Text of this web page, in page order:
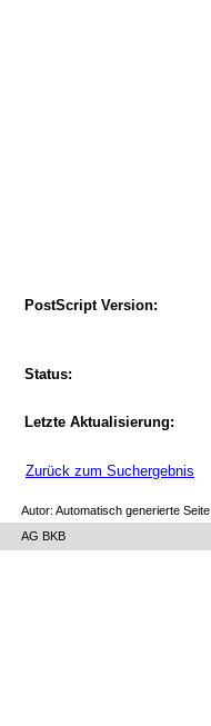
PostScript Version:
Status:
Letzte Aktualisierung:
Zurück zum Suchergebnis
Autor: Automatisch generierte Seite
AG BKB